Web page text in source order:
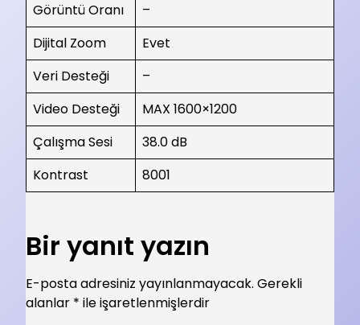
Görüntü Oranı
–
Dijital Zoom
Evet
Veri Desteği
–
Video Desteği
MAX 1600×1200
Çalışma Sesi
38.0 dB
Kontrast
8001
Bir yanıt yazın
E-posta adresiniz yayınlanmayacak. Gerekli
alanlar * ile işaretlenmişlerdir